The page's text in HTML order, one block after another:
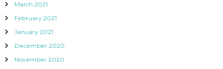
March 2021
February 2021
January 2021
December 2020
November 2020